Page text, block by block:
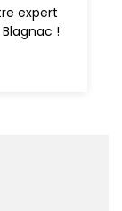
expert
!